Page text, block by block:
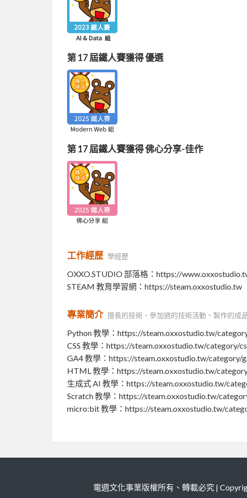
第 17 屆鐵人賽獲得 優選
第 17 屆鐵人賽獲得 佛心分享-佳作
工作經歷 學經歷
OXXO.STUDIO 部落格：https://
STEAM 教育學習網：https://steam.oxxostudio.tw
專業簡介 擅長的技術、參加過的技術活動、製作的成
Python 教學：https://steam.oxxostudio.tw/
CSS 教學：https://steam.oxxostudio.tw/category/
GA4 教學：https://steam.oxxostudio.tw/category/
HTML 教學：https://steam.oxxostudio.tw/
生成式 AI 教學：https://steam.oxxostudio.tw/
Scratch 教學：https://steam.oxxostudio.tw/
micro:bit 教學：https://steam.oxxostudio.tw/
電週文化事業版權所有、轉載必究 |